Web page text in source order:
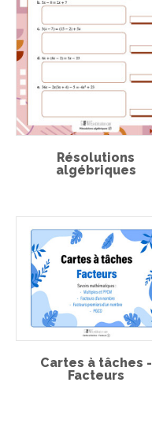
Résolutions
algébriques
Cartes à tâches -
Facteurs